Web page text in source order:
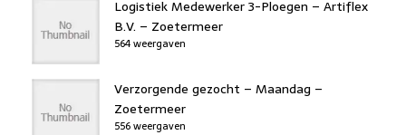
Logistiek Medewerker 3-Ploegen – Artiflex
B.V. – Zoetermeer
564 weergaven
Verzorgende gezocht – Maandag –
Zoetermeer
556 weergaven